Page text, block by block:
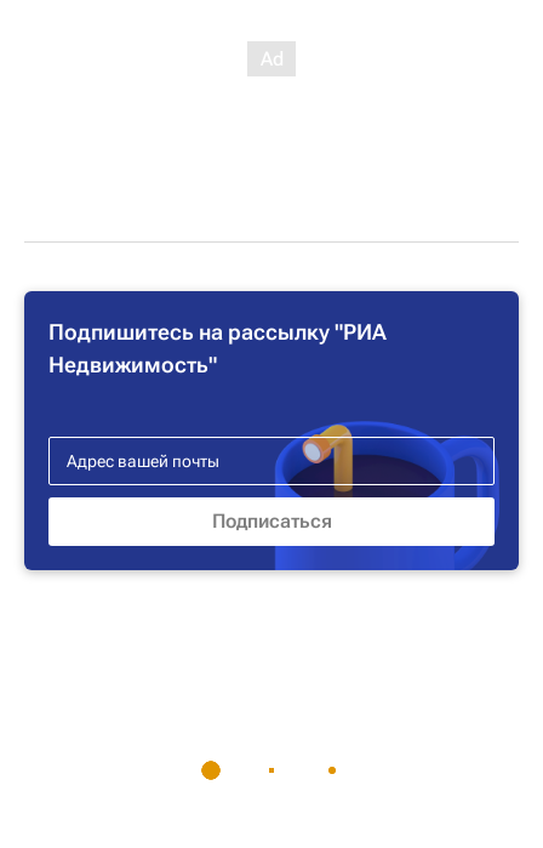
Подпишитесь на рассылку "РИА
Недвижимость"